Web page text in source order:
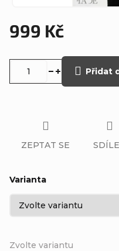
999 Kč
Zvolte variantu
Varianta
Přidat
ZEPTAT SE